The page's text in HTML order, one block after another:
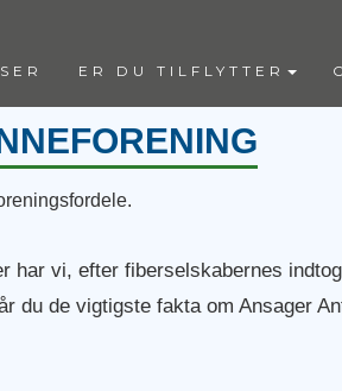
ER DU TILFLYTTER
har vi, efter fiberselskabernes
du de vigtigste fakta om Ansager